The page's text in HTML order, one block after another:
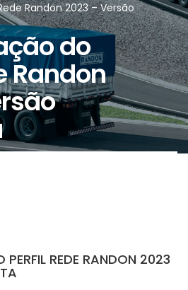
Randon 2023 – Versão
do
Randon
REDE RANDON 2023